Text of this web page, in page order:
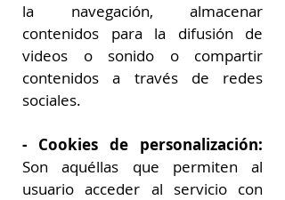
la navegación, almacenar
contenidos para la difusión de
videos o sonido o compartir
contenidos a través de redes
sociales.
- Cookies de personalización:
Son aquéllas que permiten al
usuario acceder al servicio con